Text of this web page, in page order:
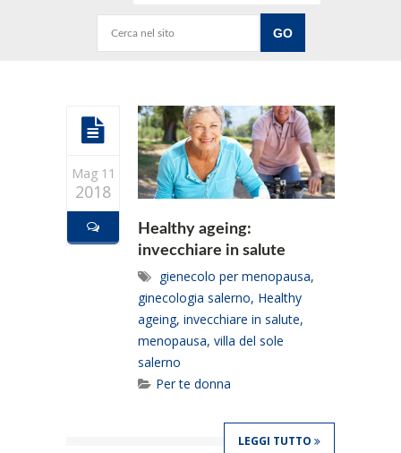
Mag 11
2018
Healthy ageing:
invecchiare in salute
gienecolo per menopausa,
ginecologia salerno, Healthy
ageing, invecchiare in salute,
menopausa, villa del sole
salerno
Per te donna
LEGGI TUTTO